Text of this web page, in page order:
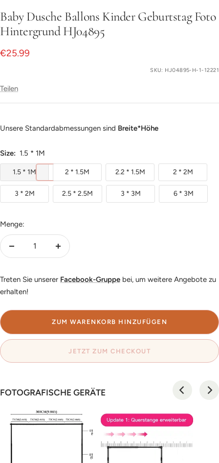
1
Baby Dusche Ballons Kinder Geburtstag Foto
Hintergrund HJ04895
Angebotspreis
€25.99
SKU: HJ04895-H-1-12221
Teilen
Unsere Standardabmessungen sind Breite*Höhe
Size: 1.5 * 1M
1.5 * 1M 2 * 1.5M 2.2 * 1.5M 2 * 2M
3 * 2M 2.5 * 2.5M 3 * 3M 6 * 3M
Menge:
Menge
Treten Sie unserer Facebook-Gruppe bei, um weitere Angebote zu
erhalten!
ZUM WARENKORB HINZUFÜGEN
JETZT ZUM CHECKOUT
FOTOGRAFISCHE GERÄTE